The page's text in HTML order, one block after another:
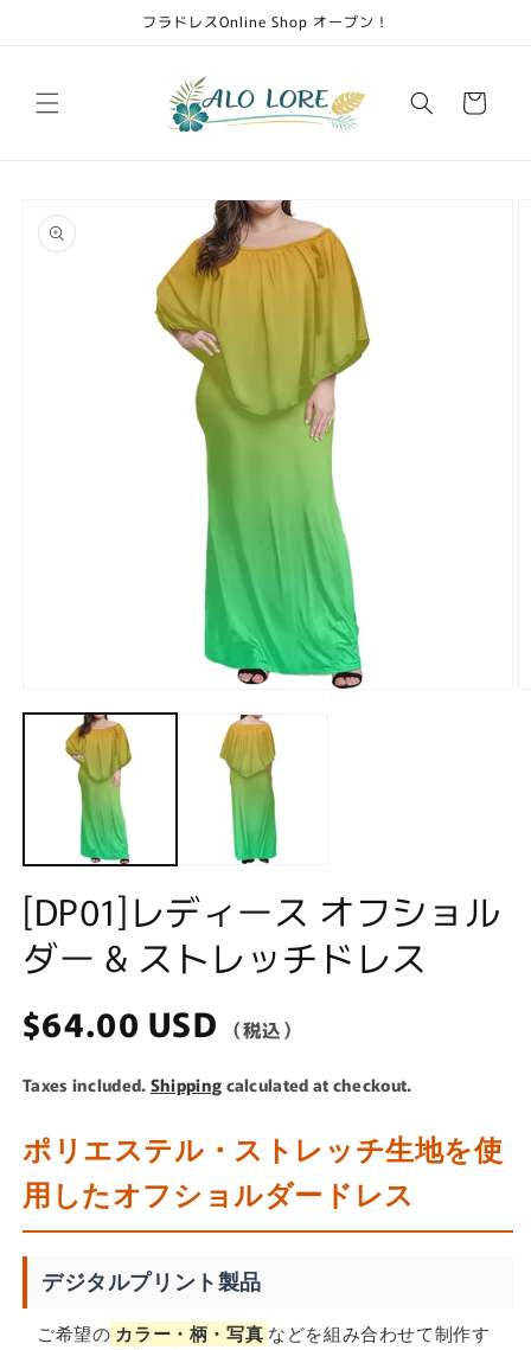
フラドレスOnline Shop オープン！
Cart
product
information
media
[DP01]レディース オフショル
ダー & ストレッチドレス
Regular
price
$64.00 USD
Taxes included. Shipping calculated at checkout.
ポリエステル・ストレッチ生地を使
用したオフショルダードレス
デジタルプリント製品
ご希望の カラー・柄・写真 などを組み合わせて制作す